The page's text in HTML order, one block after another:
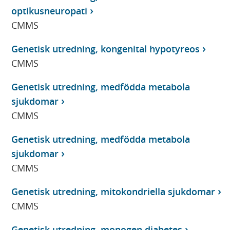
optikusneuropati
CMMS
Genetisk utredning, kongenital hypotyreos
CMMS
Genetisk utredning, medfödda metabola
sjukdomar
CMMS
Genetisk utredning, medfödda metabola
sjukdomar
CMMS
Genetisk utredning, mitokondriella sjukdomar
CMMS